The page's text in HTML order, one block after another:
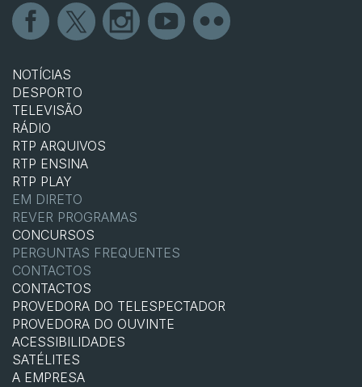
NOTÍCIAS
DESPORTO
TELEVISÃO
RÁDIO
RTP ARQUIVOS
RTP ENSINA
RTP PLAY
EM DIRETO
REVER PROGRAMAS
CONCURSOS
PERGUNTAS FREQUENTES
CONTACTOS
CONTACTOS
PROVEDORA DO TELESPECTADOR
PROVEDORA DO OUVINTE
ACESSIBILIDADES
SATÉLITES
A EMPRESA